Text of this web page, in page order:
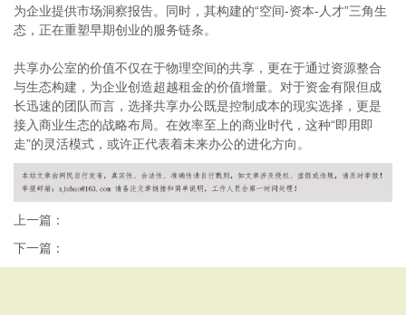
为企业提供市场洞察报告。同时，其构建的“空间-资本-人才”三角生
态，正在重塑早期创业的服务链条。
共享办公室的价值不仅在于物理空间的共享，更在于通过资源整合
与生态构建，为企业创造超越租金的价值增量。对于资金有限但成
长迅速的团队而言，选择共享办公既是控制成本的现实选择，更是
接入商业生态的战略布局。在效率至上的商业时代，这种“即用即
走”的灵活模式，或许正代表着未来办公的进化方向。
上一篇：
下一篇：